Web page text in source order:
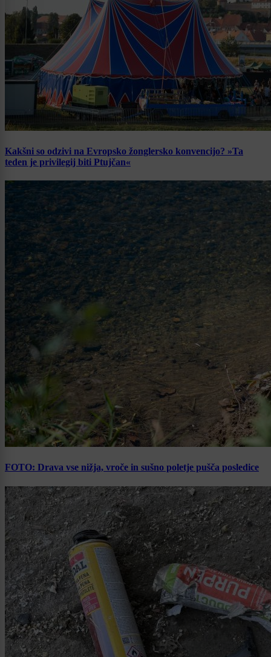
Kakšni so odzivi na Evropsko žonglersko konvencijo? »Ta
teden je privilegij biti Ptujčan«
FOTO: Drava vse nižja, vroče in sušno poletje pušča posledice